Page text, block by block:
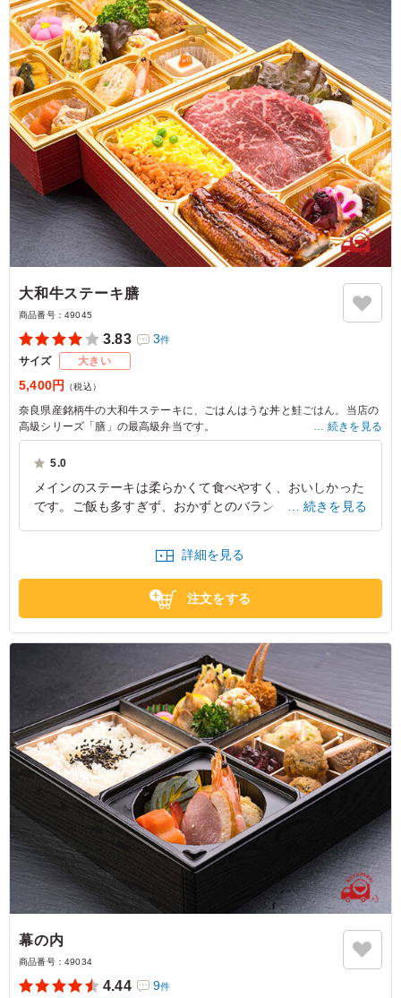
大和牛ステーキ膳
商品番号： 49045
3.83 3件
サイズ 大きい
5,400円 （税込）
奈良県産銘柄牛の大和牛ステーキに、ごはんはうな丼と鮭ごはん。当店の
高級シリーズ「膳」の最高級弁当です。
大切な日に、大切な人へ。
続きを見る
5.0
メインのステーキは柔らかくて食べやすく、おいしかった
です。ご飯も多すぎず、おかずとのバランスが良かったで
し、お手拭き、つまようじといった小物やおかずに対して
しょうゆやワサビやたれ等がきちんとついており、追加で
用意するものが無く大変助かりました。
奈良県奈良市大安寺2025/05/19
続きを見る
詳細を見る
注文をする
幕の内
商品番号： 49034
4.44 9件